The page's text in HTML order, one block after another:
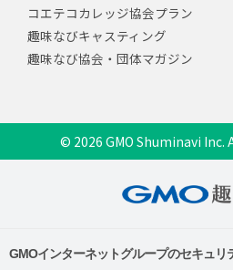
コエテコカレッジ協会プラン
趣味なびキャスティング
趣味なび協会・団体マガジン
© 2026 GMO Shuminavi Inc.